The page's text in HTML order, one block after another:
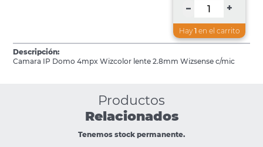
– +
Hay 1en el carrito
Descripción:
Camara IP Domo 4mpx Wizcolor lente 2.8mm Wizsense c/mic
Productos
Relacionados
Tenemos stock permanente.